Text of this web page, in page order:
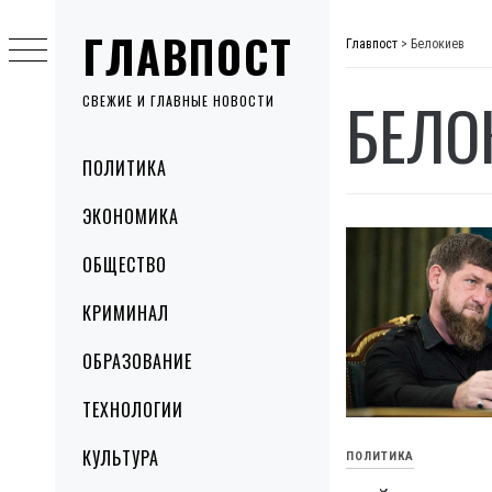
ГЛАВПОСТ
СВЕЖИЕ И ГЛАВНЫЕ НОВОСТИ
MenuПОЛИТИКА
ЭКОНОМИКА
ОБЩЕСТВО
КРИМИНАЛ
ОБРАЗОВАНИЕ
ТЕХНОЛОГИИ
КУЛЬТУРА
to
content
Главпост > Белокиев
ПОЛИТИКА